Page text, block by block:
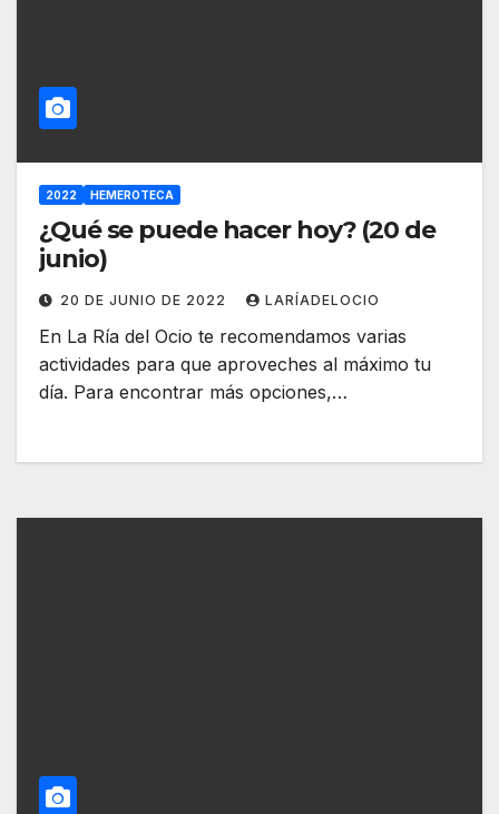
2022 HEMEROTECA
¿Qué se puede hacer hoy? (20 de
junio)
20 DE JUNIO DE 2022 LARÍADELOCIO
En La Ría del Ocio te recomendamos varias
actividades para que aproveches al máximo tu
día. Para encontrar más opciones,…